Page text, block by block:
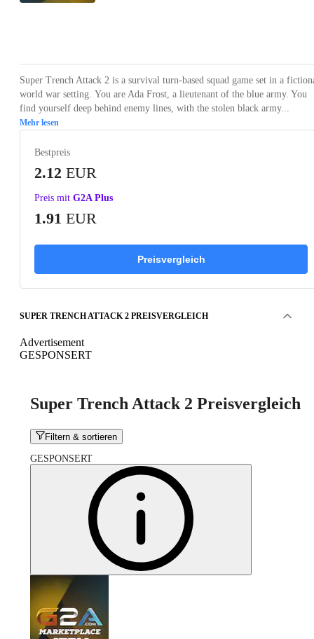
Super Trench Attack 2 is a survival turn-based squad game set in a
world war setting. You are Ada Frost, a lieutenant of the blue army. You
find yourself deep behind enemy lines, with the stolen black army...
Mehr lesen
Bestpreis
2.12 EUR
Preis mit G2A Plus
1.91 EUR
Preisvergleich
SUPER TRENCH ATTACK 2 PREISVERGLEICH
Advertisement
GESPONSERT
Super Trench Attack 2 Preisvergleich
Filtern & sortieren
GESPONSERT